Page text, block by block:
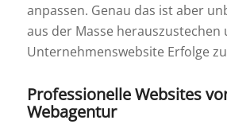
anpassen. Genau das ist aber
aus der Masse
Unternehmenswebsite Erfolge
Professionelle Websites
Webagentur